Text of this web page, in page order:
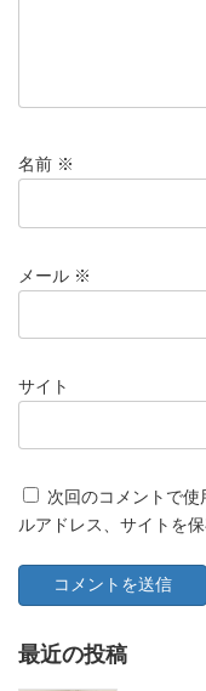
名前 ※
メール ※
サイト
次回のコメントで
ルアドレス、サイトを保
最近の投稿